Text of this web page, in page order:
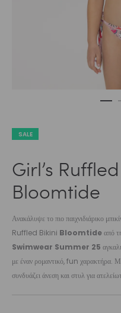
SALE
Girl’s
Bloomtide
Ανακάλυψε το πιο παιχνιδιάρικο
Ruffled Bikini Bloomtideαπό
Swimwear Summer 25
με έναν ρομαντικό, fun χαρακτήρα.
συνδυάζει άνεση και στυλ για